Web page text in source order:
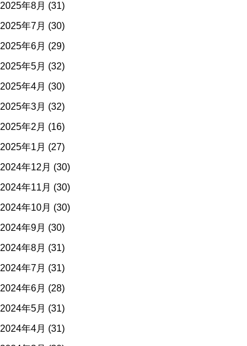
2025年8月 (31)
2025年7月 (30)
2025年6月 (29)
2025年5月 (32)
2025年4月 (30)
2025年3月 (32)
2025年2月 (16)
2025年1月 (27)
2024年12月 (30)
2024年11月 (30)
2024年10月 (30)
2024年9月 (30)
2024年8月 (31)
2024年7月 (31)
2024年6月 (28)
2024年5月 (31)
2024年4月 (31)